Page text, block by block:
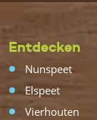
Entdecken
Nunspeet
Elspeet
Vierhouten